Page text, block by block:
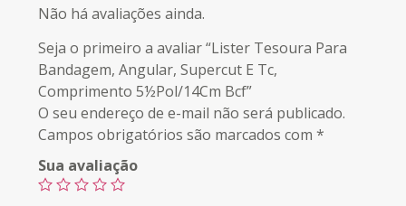
Não há avaliações ainda.
Seja o primeiro a avaliar “Lister Tesoura Para
Bandagem, Angular, Supercut E Tc,
Comprimento 5½Pol/14Cm Bcf”
O seu endereço de e-mail não será publicado.
Campos obrigatórios são marcados com*
Sua avaliação